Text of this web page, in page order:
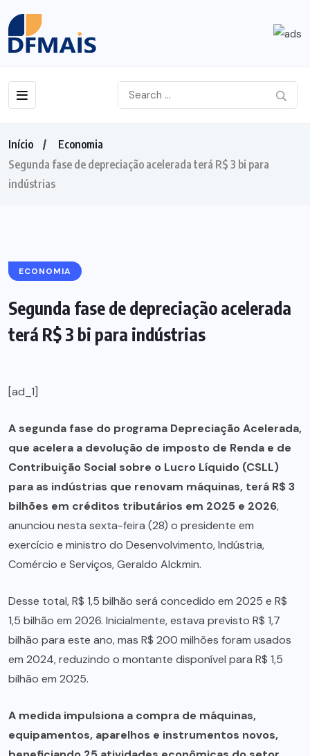
Início
Economia
Segunda fase de depreciação acelerada terá R$ 3 bi para
indústrias
ECONOMIA
Segunda fase de depreciação acelerada
terá R$ 3 bi para indústrias
[ad_1]
A segunda fase do programa Depreciação Acelerada,
que acelera a devolução de imposto de Renda e de
Contribuição Social sobre o Lucro Líquido (CSLL)
para as indústrias que renovam máquinas, terá R$ 3
bilhões em créditos tributários em 2025 e 2026,
anunciou nesta sexta-feira (28) o presidente em
exercício e ministro do Desenvolvimento, Indústria,
Comércio e Serviços, Geraldo Alckmin.
Desse total, R$ 1,5 bilhão será concedido em 2025 e R$
1,5 bilhão em 2026. Inicialmente, estava previsto R$ 1,7
bilhão para este ano, mas R$ 200 milhões foram usados
em 2024, reduzindo o montante disponível para R$ 1,5
bilhão em 2025.
A medida impulsiona a compra de máquinas,
equipamentos, aparelhos e instrumentos novos,